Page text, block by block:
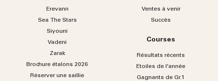
Erevann
Sea TheStars
Siyouni
Vadeni
Zarak
Brochure étalons 2026
Réserver une saillie
Ventes à venir
Succès
Courses
Résultats récents
Etoiles de l’année
Gagnants de Gr.1